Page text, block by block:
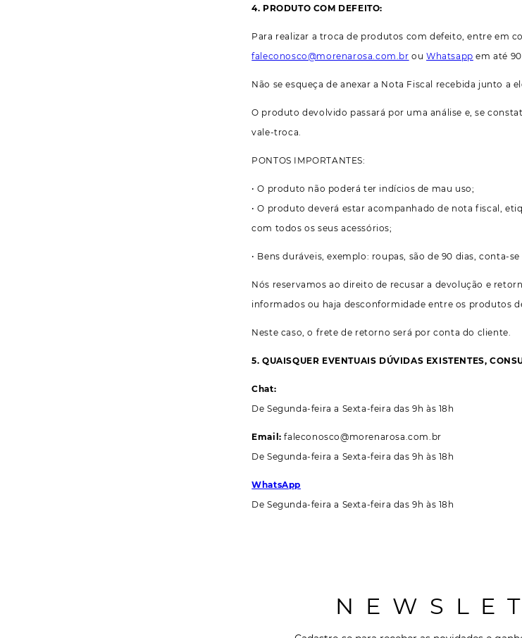
4. PRODUTO COM DEFEITO:
Para realizar a troca de produtos com defeito, entre em
faleconosco@morenarosa.com.br ouWhatsapp em até
Não se esqueça de anexar a Nota Fiscal recebida junto a
O produto devolvido passará por uma análise e, se
vale-troca.
PONTOS IMPORTANTES:
• O produto não poderá ter indícios de mau uso;
• O produto deverá estar acompanhado de nota fiscal,
com todos os seus acessórios;
• Bens duráveis, exemplo: roupas, são de 90 dias, conta-
Nós reservamos ao direito de recusar a devolução e
informados ou haja desconformidade entre os produtos
Neste caso, o frete de retorno será por conta do cliente.
5. QUAISQUER EVENTUAIS DÚVIDAS EXISTENTES,
Chat:
De Segunda-feira a Sexta-feira das 9h às 18h
Email: faleconosco@morenarosa.com.br
De Segunda-feira a Sexta-feira das 9h às 18h
WhatsApp
De Segunda-feira a Sexta-feira das 9h às 18h